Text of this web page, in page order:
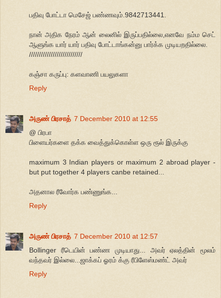
பதிவு போட்டா மெசேஜ் பண்ணவும்.9842713441.
நான் அதிக நேரம் ஆன் லைனில் இருப்பதில்லை,எனவே நம்ம செட்
ஆளுங்க யார் யார் பதிவு போட்டாங்கன்னு பார்க்க முடியறதில்லை.
///////////////////////////
கஞ்சா கருப்பு: களவாணி பயலுகளா
Reply
அருண் பிரசாத் 7 December 2010 at 12:55
@ பிரபா
பிளையர்களை தக்க வைத்துக்கொள்ள ஒரு ரூல் இருக்கு
maximum 3 Indian players or maximum 2 abroad player -
but put together 4 players canbe retained...
அதனால ரீவோர்க பண்ணுங்க...
Reply
அருண் பிரசாத் 7 December 2010 at 12:57
Bollinger ரீடெயின் பண்ண முடியாது... அவர் ஏலத்தின் மூலம்
வந்தவர் இல்லை...ஜாக்கப் ஓரம் க்கு ரீபிளேஸ்மண்ட் அவர்
Reply